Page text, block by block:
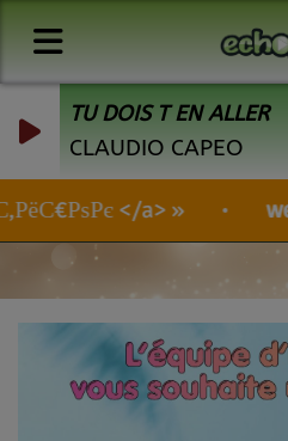
TU DOIS T EN ALLER
CLAUDIO CAPEO
web3_P- Hi